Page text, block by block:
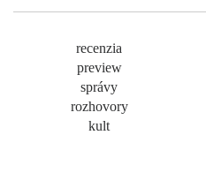
recenzia
preview
správy
rozhovory
kult